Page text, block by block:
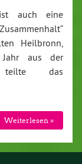
ist auch eine
Heilbronn,
aus der
teilte das
Weiterlesen »